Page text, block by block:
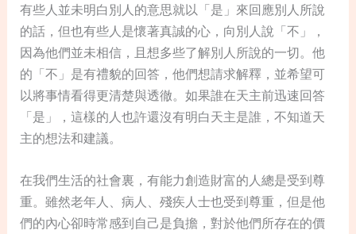
有些人並未明白別人的意思就以「是」來回應別人所說
的話，但也有些人是懷著真誠的心，向別人說「不」，
因為他們並未相信，且想多些了解別人所說的一切。他
的「不」是有禮貌的回答，他們想請求解釋，並希望可
以將事情看得更清楚與透徹。如果誰在天主前迅速回答
「是」，這樣的人也許還沒有明白天主是誰，不知道天
主的想法和建議。
在我們生活的社會裏，有能力創造財富的人總是受到尊
重。雖然老年人、病人、殘疾人士也受到尊重，但是他
們的內心卻時常感到自己是負擔，對於他們所存在的價